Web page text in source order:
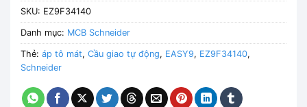
SKU: EZ9F34140
Danh mục: MCB Schneider
Thẻ: áp tô mát, Cầu giao tự động, EASY9, EZ9F34140,
Schneider